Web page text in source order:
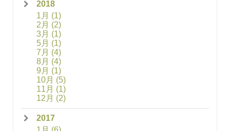
2018
1月 (1)
2月 (2)
3月 (1)
5月 (1)
7月 (4)
8月 (4)
9月 (1)
10月 (5)
11月 (1)
12月 (2)
2017